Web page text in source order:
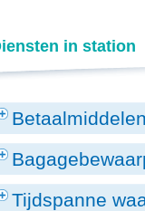
in station
Tijdspanne